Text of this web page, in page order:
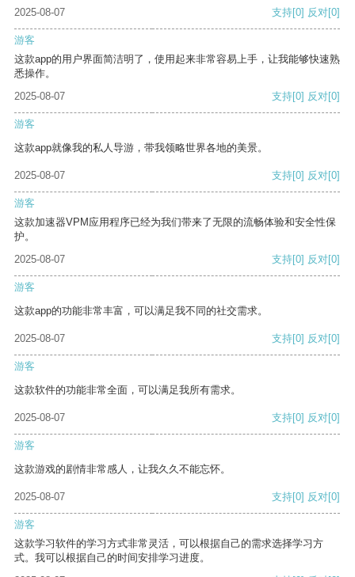
2025-08-07 支持[0] 反对[0]
游客
这款app的用户界面简洁明了，使用起来非常容易上手，让我能够快速熟
悉操作。
2025-08-07
支持[0] 反对[0]
游客
这款app就像我的私人导游，带我领略世界各地的美景。
2025-08-07 支持[0] 反对[0]
游客
这款加速器VPM应用程序已经为我们带来了无限的流畅体验和安全性保
护。
2025-08-07
支持[0] 反对[0]
游客
这款app的功能非常丰富，可以满足我不同的社交需求。
2025-08-07 支持[0] 反对[0]
游客
这款软件的功能非常全面，可以满足我所有需求。
2025-08-07 支持[0] 反对[0]
游客
这款游戏的剧情非常感人，让我久久不能忘怀。
2025-08-07 支持[0] 反对[0]
游客
这款学习软件的学习方式非常灵活，可以根据自己的需求选择学习方
式。我可以根据自己的时间安排学习进度。